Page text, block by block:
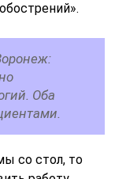
Оба
со стол, то